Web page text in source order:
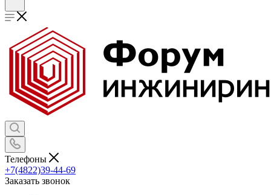
Телефоны
+7(4822)39-44-69
Заказать звонок